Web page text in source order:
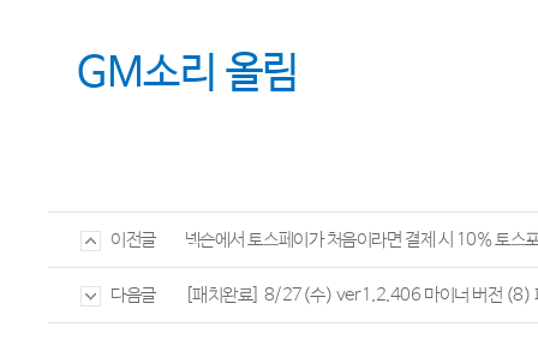
GM소리 올림
이전글 넥슨에서 토스페이가 처음이라면 결제 시 10% 토스
다음글 [패치완료] 8/27(수) ver1.2.406 마이너 버전 (8)